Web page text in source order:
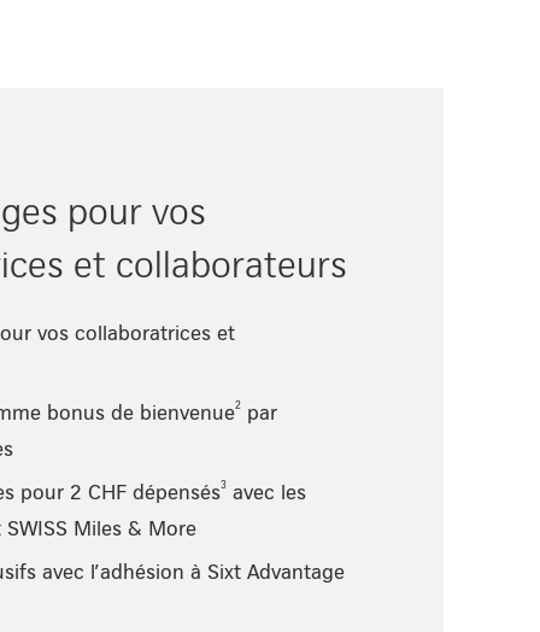
pour vos
et collaborateurs
vos collaboratrices et
bonus de bienvenue2 par
pour 2 CHF dépensés3 avec les
Miles & More
avec l’adhésion à Sixt Advantage